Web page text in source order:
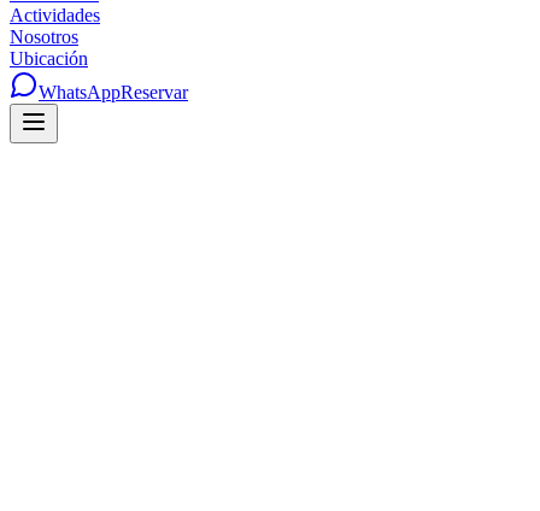
Actividades
Nosotros
Ubicación
WhatsAppReservar